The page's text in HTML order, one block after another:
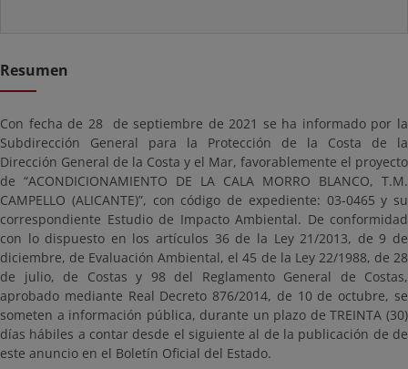
Resumen
Con fecha de 28 de septiembre de 2021 se ha informado por la
Subdirección General para la Protección de la Costa de la
Dirección General de la Costa y el Mar, favorablemente el proyecto
de “ACONDICIONAMIENTO DE LA CALA MORRO BLANCO, T.M.
CAMPELLO (ALICANTE)”, con código de expediente: 03-0465 y su
correspondiente Estudio de Impacto Ambiental. De conformidad
con lo dispuesto en los artículos 36 de la Ley 21/2013, de 9 de
diciembre, de Evaluación Ambiental, el 45 de la Ley 22/1988, de 28
de julio, de Costas y 98 del Reglamento General de Costas,
aprobado mediante Real Decreto 876/2014, de 10 de octubre, se
someten a información pública, durante un plazo de TREINTA (30)
días hábiles a contar desde el siguiente al de la publicación de de
este anuncio en el Boletín Oficial del Estado.